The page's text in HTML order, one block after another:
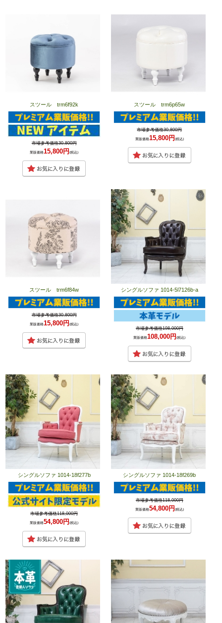
スツール trm6f92k
市場参考価格30,800円
業販価格15,800円(税込)
スツール trm6p65w
市場参考価格30,800円
業販価格15,800円(税込)
スツール trm6f84w
市場参考価格30,800円
業販価格15,800円(税込)
シングルソファ 1014-5l7126b-a
市場参考価格198,000円
業販価格108,000円(税込)
シングルソファ 1014-18f277b
市場参考価格118,000円
業販価格54,800円(税込)
シングルソファ 1014-18f269b
市場参考価格118,000円
業販価格54,800円 (税込)